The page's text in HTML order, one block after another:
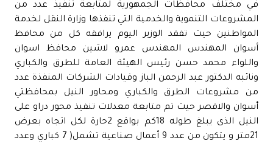
في مختلف محافظات الجمهورية لمتابعة تنفيذ عدد من
المشروعات التنموية والخدمية التي تنفذها وزارة النقل لخدمة
المواطنين حيث تفقد الوزير اليوم يرافقه كل من محافظ
أسوان المهندس المهندس عمرو لاشين محافظ اسوان
واللواء محمد حسن رئيس الهيئة العامة للطرق والكباري
ونائبه الدكتور عبد الرحمن الباز وقيادات الشركات المنفذة عدد
من مشروعات الطرق والكباري ومحاور النيل بمحافظتي
أسوان والاقصر حيث تم متابعة معدلات تنفيذ محور دراو على
النيل الذى يبلغ طوله 18كم بواقع 2حارة لكل اتجاه بعرض
21متر و يتكون من عدد 9 أعمال صناعية تشمل( 7 كباري وعدد